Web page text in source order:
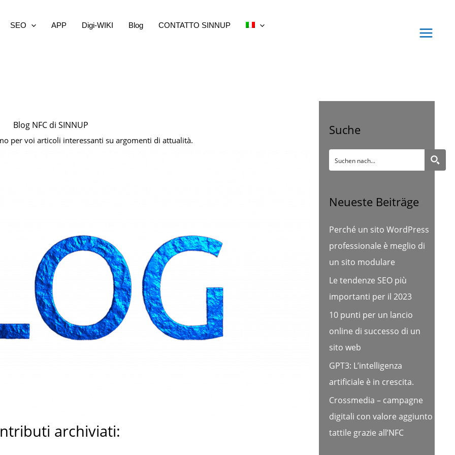
SEO APP Digi-WIKI Blog CONTATTO SINNUP
Blog NFC di SINNUP
per voi articoli interessanti su argomenti di attualità.
archiviati:
Suche
Neueste Beiträge
Perché un sito WordPress
professionale è meglio di
un sito modulare
Le tendenze SEO più
importanti per il 2023
10 punti per un lancio
online di successo di un
sito web
GPT3: L’intelligenza
artificiale è in crescita.
Crossmedia – campagne
digitali con valore aggiunto
tattile grazie all’NFC